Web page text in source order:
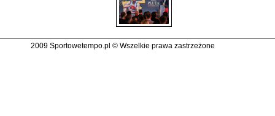
2009 Sportowetempo.pl © Wszelkie prawa zastrzeżone